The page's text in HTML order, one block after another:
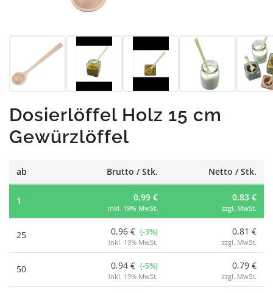
Dosierlöffel Holz 15 cm
Gewürzlöffel
ab Brutto / Stk. Netto / Stk.
1 0,99 €
inkl. 19% MwSt.
0,83 €
zzgl. MwSt.
25 0,96 € (-3%)
inkl. 19% MwSt.
0,81 €
zzgl. MwSt.
50 0,94 € (-5%)
inkl. 19% MwSt.
0,79 €
zzgl. MwSt.